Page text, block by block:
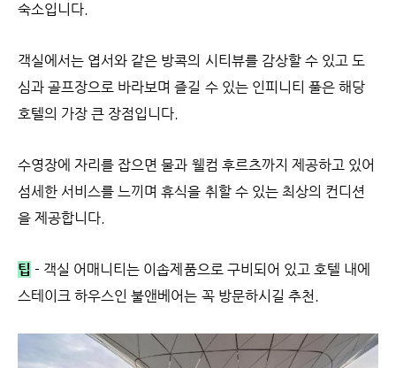
숙소입니다.
객실에서는 엽서와 같은 방콕의 시티뷰를 감상할 수 있고 도
심과 골프장으로 바라보며 즐길 수 있는 인피니티 풀은 해당
호텔의 가장 큰 장점입니다.
수영장에 자리를 잡으면 물과 웰컴 후르츠까지 제공하고 있어
섬세한 서비스를 느끼며 휴식을 취할 수 있는 최상의 컨디션
을 제공합니다.
팁 - 객실 어매니티는 이솝제품으로 구비되어 있고 호텔 내에
스테이크 하우스인 불앤베어는 꼭 방문하시길 추천.